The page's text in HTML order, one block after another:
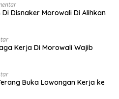
Disnaker Morowali Di Alihkan
Kerja Di Morowali Wajib
Buka Lowongan Kerja ke